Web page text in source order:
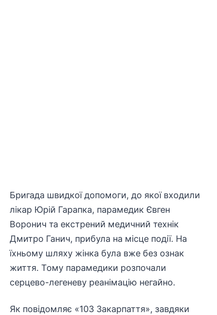
Бригада швидкої допомоги, до якої входили
лікар Юрій Гарапка, парамедик Євген
Воронич та екстрений медичний технік
Дмитро Ганич, прибула на місце події. На
їхньому шляху жінка була вже без ознак
життя. Тому парамедики розпочали
серцево-легеневу реанімацію негайно.
Як повідомляє «103 Закарпаття», завдяки